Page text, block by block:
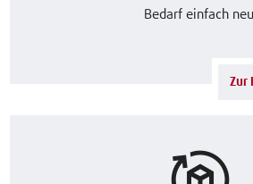
Bedarf einfach
Zur